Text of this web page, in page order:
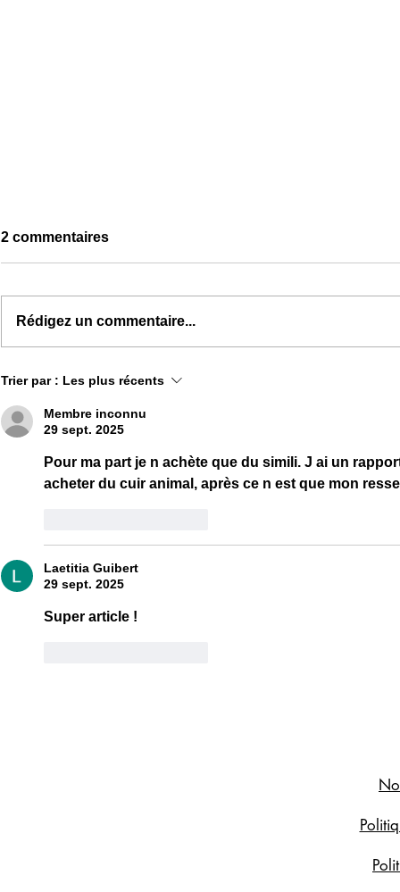
Sac banane femme
tendance : comment
l'adopter au quotidien?
2 commentaires
Rédigez un commentaire...
Trier par : Les plus récents
Membre inconnu
29 sept. 2025
Pour ma part je n achète que du simili. J ai un
acheter du cuir animal, après ce n est que mon
Laetitia Guibert
29 sept. 2025
Super article !